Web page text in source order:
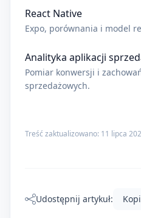
React Native
Expo, porównania i model
Analityka aplikacji
Pomiar konwersji i
sprzedażowych.
Treść zaktualizowano: 11 lipca
Udostępnij artykuł: